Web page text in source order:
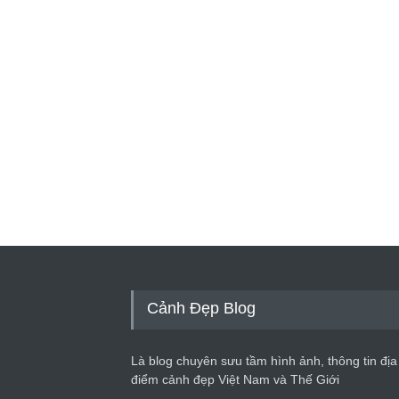
Cảnh Đẹp Blog
Là blog chuyên sưu tầm hình ảnh, thông tin địa
điểm cảnh đẹp Việt Nam và Thế Giới